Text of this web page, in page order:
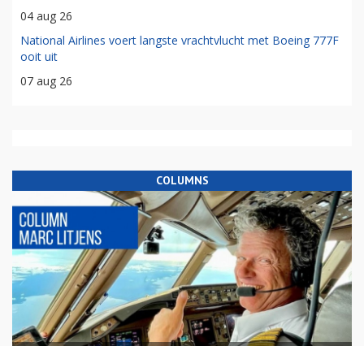
04 aug 26
National Airlines voert langste vrachtvlucht met Boeing 777F
ooit uit
07 aug 26
COLUMNS